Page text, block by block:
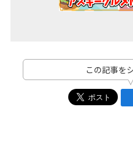
この記事を